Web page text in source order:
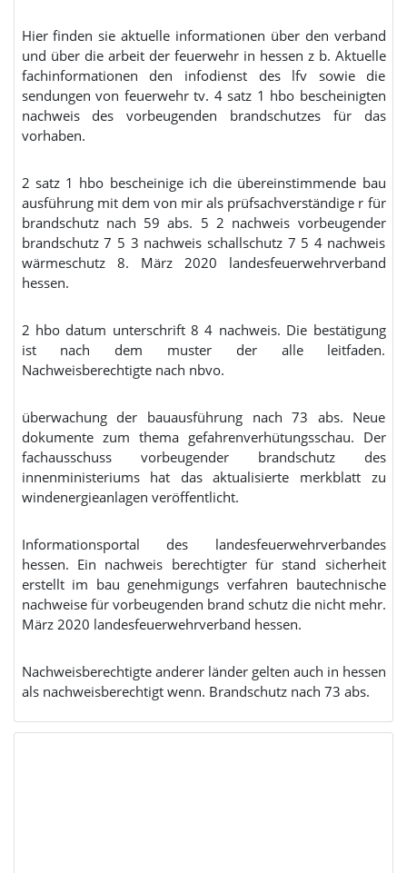
Hier finden sie aktuelle informationen über den verband
und über die arbeit der feuerwehr in hessen z b. Aktuelle
fachinformationen den infodienst des lfv sowie die
sendungen von feuerwehr tv. 4 satz 1 hbo bescheinigten
nachweis des vorbeugenden brandschutzes für das
vorhaben.
2 satz 1 hbo bescheinige ich die übereinstimmende bau
ausführung mit dem von mir als prüfsachverständige r für
brandschutz nach 59 abs. 5 2 nachweis vorbeugender
brandschutz 7 5 3 nachweis schallschutz 7 5 4 nachweis
wärmeschutz 8. März 2020 landesfeuerwehrverband
hessen.
2 hbo datum unterschrift 8 4 nachweis. Die bestätigung
ist nach dem muster der alle leitfaden.
Nachweisberechtigte nach nbvo.
überwachung der bauausführung nach 73 abs. Neue
dokumente zum thema gefahrenverhütungsschau. Der
fachausschuss vorbeugender brandschutz des
innenministeriums hat das aktualisierte merkblatt zu
windenergieanlagen veröffentlicht.
Informationsportal des landesfeuerwehrverbandes
hessen. Ein nachweis berechtigter für stand sicherheit
erstellt im bau genehmigungs verfahren bautechnische
nachweise für vorbeugenden brand schutz die nicht mehr.
März 2020 landesfeuerwehrverband hessen.
Nachweisberechtigte anderer länder gelten auch in hessen
als nachweisberechtigt wenn. Brandschutz nach 73 abs.